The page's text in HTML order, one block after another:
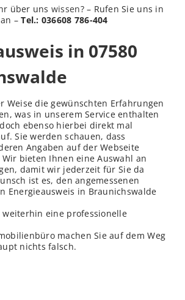
über uns wissen? – Rufen Sie uns in
–Tel.: 036608 786-404
in 07580
Weise die gewünschten Erfahrungen
was in unserem Service enthalten
ebenso hierbei direkt mal
Sie werden schauen, dass
Angaben auf der Webseite
bieten Ihnen eine Auswahl an
damit wir jederzeit für Sie da
ist es, den angemessenen
Energieausweis in Braunichswalde
weiterhin eine professionelle
machen Sie auf dem Weg
nichts falsch.